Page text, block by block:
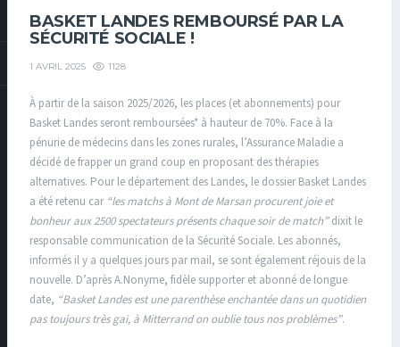
BASKET LANDES REMBOURSÉ PAR LA
SÉCURITÉ SOCIALE !
1 AVRIL 2025 1128
À partir de la saison 2025/2026, les places (et abonnements) pour
Basket Landes seront remboursées* à hauteur de 70%. Face à la
pénurie de médecins dans les zones rurales, l’Assurance Maladie a
décidé de frapper un grand coup en proposant des thérapies
alternatives. Pour le département des Landes, le dossier Basket Landes
a été retenu car “les matchs à Mont de Marsan procurent joie et
bonheur aux 2500 spectateurs présents chaque soir de match”dixit le
responsable communication de la Sécurité Sociale. Les abonnés,
informés il y a quelques jours par mail, se sont également réjouis de la
nouvelle. D’après A.Nonyme, fidèle supporter et abonné de longue
date, “Basket Landes est une parenthèse enchantée dans un quotidien
pas toujours très gai, à Mitterrand on oublie tous nos problèmes”.